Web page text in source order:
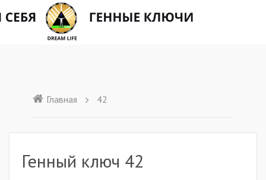
Главная 42
Генный ключ 42